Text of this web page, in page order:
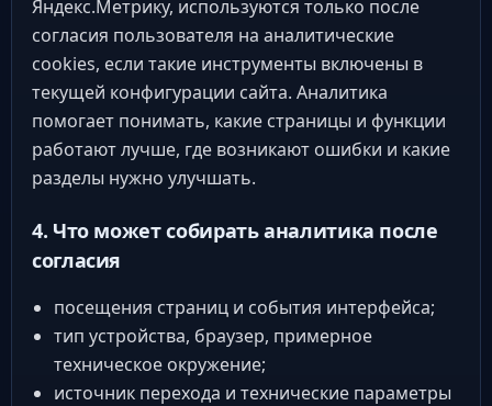
Яндекс.Метрику, используются только после
согласия пользователя на аналитические
cookies, если такие инструменты включены в
текущей конфигурации сайта. Аналитика
помогает понимать, какие страницы и функции
работают лучше, где возникают ошибки и какие
разделы нужно улучшать.
4. Что может собирать аналитика после
согласия
посещения страниц и события интерфейса;
тип устройства, браузер, примерное
техническое окружение;
источник перехода и технические параметры